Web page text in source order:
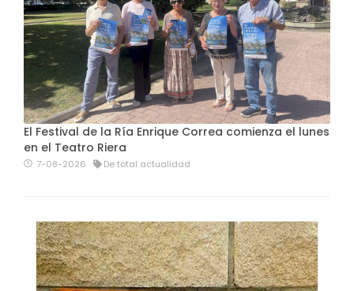
El Festival de la Ría Enrique Correa comienza el lunes
en el Teatro Riera
7-08-2026 De total actualidad